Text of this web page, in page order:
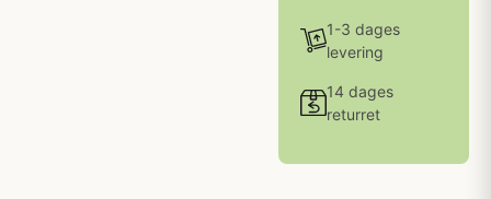
1-3 dages
levering
14 dages
returret